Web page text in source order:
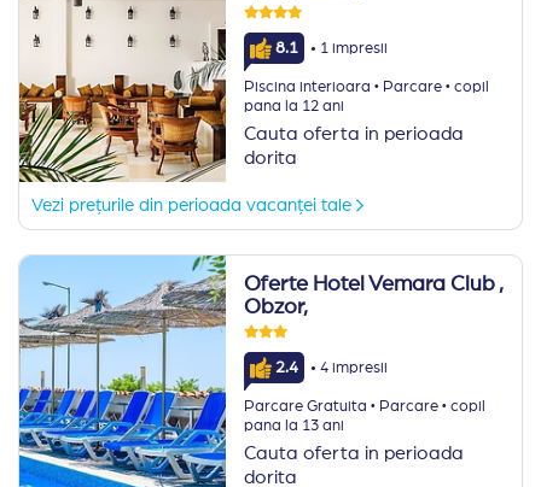
8.1 · 1 impresii
Piscina interioara ·Parcare ·copil
pana la 12 ani
Cauta oferta in perioada
dorita
Vezi prețurile din perioada vacanței tale
Oferte Hotel Vemara Club ,
Obzor,
2.4 · 4 impresii
Parcare Gratuita ·Parcare ·copil
pana la 13 ani
Cauta oferta in perioada
dorita